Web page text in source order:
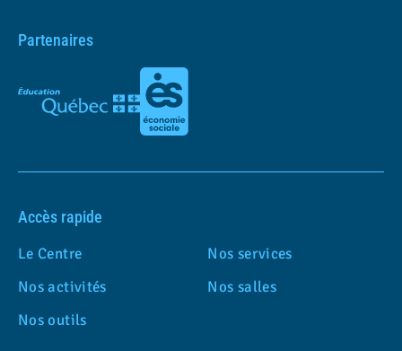
Partenaires
Accès rapide
Le Centre
Nos services
Nos activités
Nos salles
Nos outils